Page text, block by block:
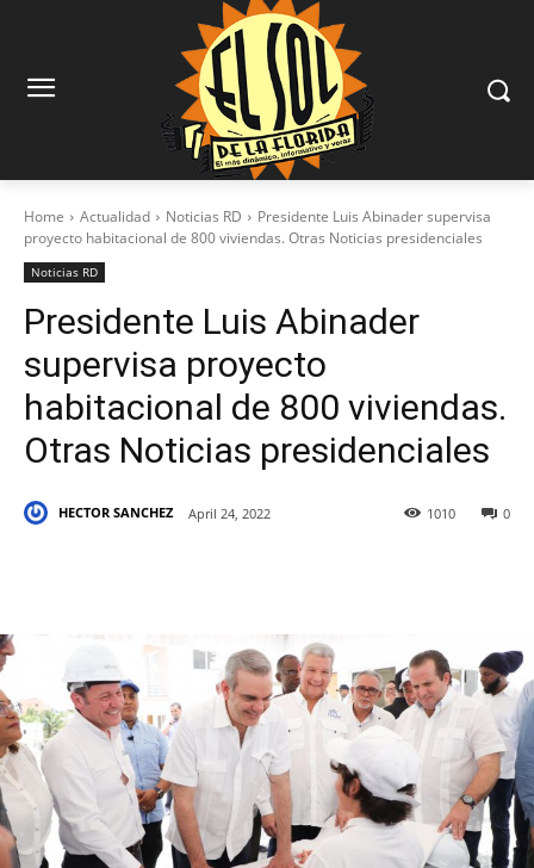
Home Actualidad Noticias RD
Presidente Luis Abinader supervisa
proyecto habitacional de 800 viviendas. Otras Noticias presidenciales
Noticias RD
Presidente Luis Abinader
supervisa proyecto
habitacional de 800 viviendas.
Otras Noticias presidenciales
HECTOR SANCHEZ April 24, 2022 0
1010